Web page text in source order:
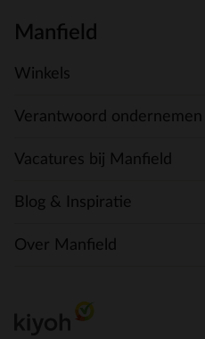
Manfield
Winkels
Verantwoord ondernemen
Vacatures bij Manfield
Blog & Inspiratie
Over Manfield